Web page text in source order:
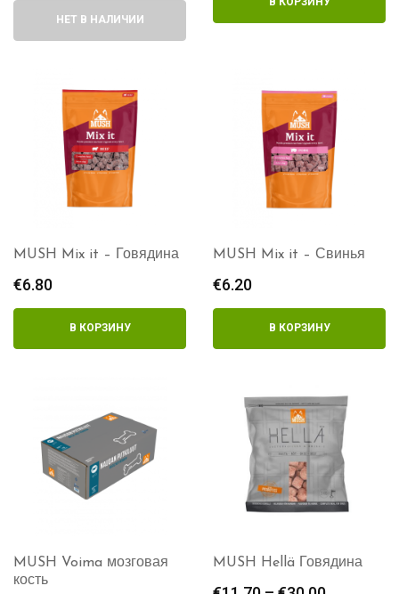
НЕТ В НАЛИЧИИ
MUSH Mix it – Говядина
€6.80
В КОРЗИНУ
MUSH Mix it – Свинья
€6.20
В КОРЗИНУ
MUSH Voima мозговая
кость
MUSH Hellä Говядина